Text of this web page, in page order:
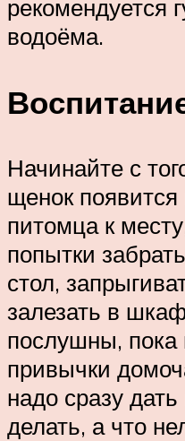
рекомендуется
водоёма.
Начинайте с
щенок
питомца к
попытки
стол,
залезать в
послушны, пока
привычки
надо сразу
делать, а что